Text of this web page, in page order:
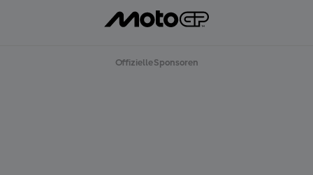
Offizielle Sponsoren